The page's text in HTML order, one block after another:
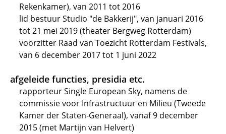
Rekenkamer), van 2011 tot 2016
lid bestuur Studio "de Bakkerij", van januari 2016
tot 21 mei 2019 (theater Bergweg Rotterdam)
voorzitter Raad van Toezicht Rotterdam Festivals,
van 6 december 2017 tot 1 juni 2022
afgeleide functies, presidia etc.
rapporteur Single European Sky, namens de
commissie voor Infrastructuur en Milieu (Tweede
Kamer der Staten-Generaal), vanaf 9 december
2015 (met Martijn van Helvert)